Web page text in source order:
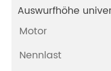
Auswurfhöhe
Motor
Nennlast